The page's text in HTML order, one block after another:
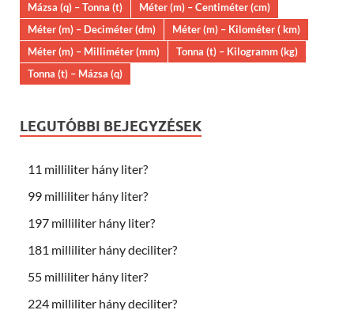
Mázsa (q) – Tonna (t)
Méter (m) – Centiméter (cm)
Méter (m) – Deciméter (dm)
Méter (m) – Kilométer ( km)
Méter (m) – Milliméter (mm)
Tonna (t) – Kilogramm (kg)
Tonna (t) – Mázsa (q)
LEGUTÓBBI BEJEGYZÉSEK
11 milliliter hány liter?
99 milliliter hány liter?
197 milliliter hány liter?
181 milliliter hány deciliter?
55 milliliter hány liter?
224 milliliter hány deciliter?